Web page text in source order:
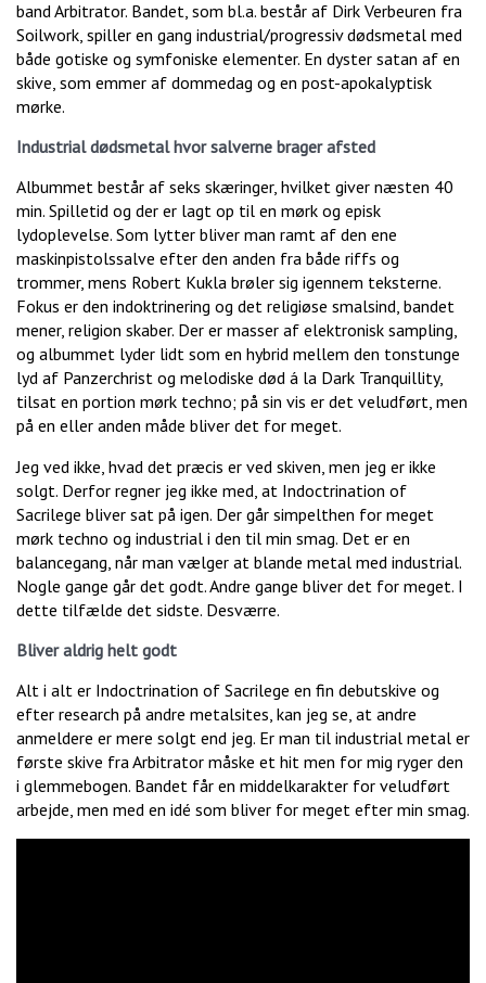
band Arbitrator. Bandet, som bl.a. består af Dirk Verbeuren fra
Soilwork, spiller en gang industrial/progressiv dødsmetal med
både gotiske og symfoniske elementer. En dyster satan af en
skive, som emmer af dommedag og en post-apokalyptisk
mørke.
Industrial dødsmetal hvor salverne brager afsted
Albummet består af seks skæringer, hvilket giver næsten 40
min. Spilletid og der er lagt op til en mørk og episk
lydoplevelse. Som lytter bliver man ramt af den ene
maskinpistolssalve efter den anden fra både riffs og
trommer, mens Robert Kukla brøler sig igennem teksterne.
Fokus er den indoktrinering og det religiøse smalsind, bandet
mener, religion skaber. Der er masser af elektronisk sampling,
og albummet lyder lidt som en hybrid mellem den tonstunge
lyd af Panzerchrist og melodiske død á la Dark Tranquillity,
tilsat en portion mørk techno; på sin vis er det veludført, men
på en eller anden måde bliver det for meget.
Jeg ved ikke, hvad det præcis er ved skiven, men jeg er ikke
solgt. Derfor regner jeg ikke med, at Indoctrination of
Sacrilege bliver sat på igen. Der går simpelthen for meget
mørk techno og industrial i den til min smag. Det er en
balancegang, når man vælger at blande metal med industrial.
Nogle gange går det godt. Andre gange bliver det for meget. I
dette tilfælde det sidste. Desværre.
Bliver aldrig helt godt
Alt i alt er Indoctrination of Sacrilege en fin debutskive og
efter research på andre metalsites, kan jeg se, at andre
anmeldere er mere solgt end jeg. Er man til industrial metal er
første skive fra Arbitrator måske et hit men for mig ryger den
i glemmebogen. Bandet får en middelkarakter for veludført
arbejde, men med en idé som bliver for meget efter min smag.